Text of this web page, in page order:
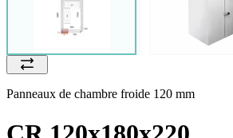
Panneaux de chambre froide 120 mm